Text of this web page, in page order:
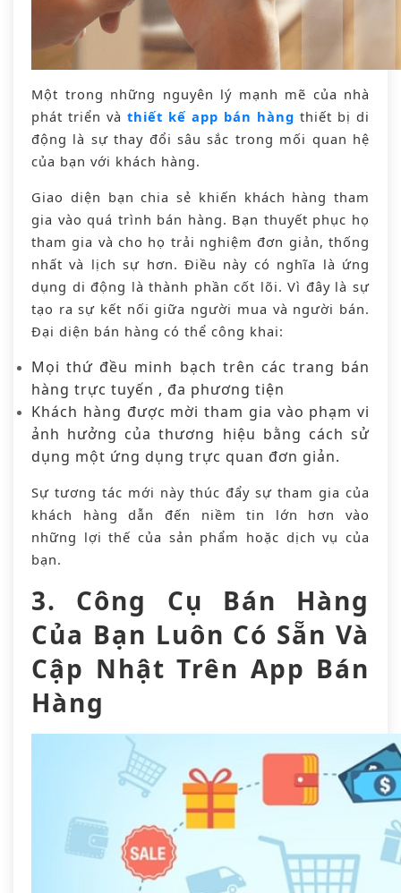
Một trong những nguyên lý mạnh mẽ của nhà
phát triển và thiết kế app bán hàng thiết bị di
động là sự thay đổi sâu sắc trong mối quan hệ
của bạn với khách hàng.
Giao diện bạn chia sẻ khiến khách hàng tham
gia vào quá trình bán hàng. Bạn thuyết phục họ
tham gia và cho họ trải nghiệm đơn giản, thống
nhất và lịch sự hơn. Điều này có nghĩa là ứng
dụng di động là thành phần cốt lõi. Vì đây là sự
tạo ra sự kết nối giữa người mua và người bán.
Đại diện bán hàng có thể công khai:
Mọi thứ đều minh bạch trên các trang bán
hàng trực tuyến , đa phương tiện
Khách hàng được mời tham gia vào phạm vi
ảnh hưởng của thương hiệu bằng cách sử
dụng một ứng dụng trực quan đơn giản.
Sự tương tác mới này thúc đẩy sự tham gia của
khách hàng dẫn đến niềm tin lớn hơn vào
những lợi thế của sản phẩm hoặc dịch vụ của
bạn.
3. Công Cụ Bán Hàng
Của Bạn Luôn Có Sẵn Và
Cập Nhật Trên App Bán
Hàng